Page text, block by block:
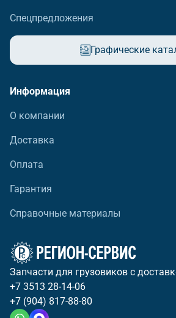
Спецпредложения
Графические
Информация
О компании
Доставка
Оплата
Гарантия
Справочные материалы
Запчасти для грузовиков с
+7 3513 28-14-06
+7 (904) 817-88-80